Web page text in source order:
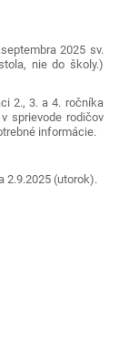
2025 sv.
nie do školy.)
2., 3. a 4. ročníka
sprievode rodičov
informácie.
2.9.2025 (utorok).